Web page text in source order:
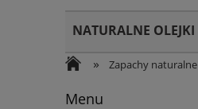
NATURALNE OLEJKI
»
Zapachy naturalne
Menu